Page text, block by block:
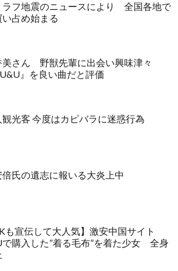
ラフ地震のニュースにより 全国各地で
い占め始まる
美さん 野獣先輩に出会い興味津々
』を良い曲だと評価
光客 今度はカピバラに迷惑行為
倍氏の遺志に報いる大炎上中
も宣伝して大人気】激安中国サイト
購入した”着る毛布”を着た少女 全身